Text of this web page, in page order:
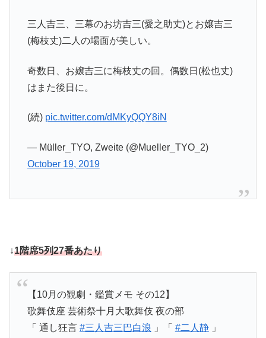
三人吉三、三幕のお坊吉三(愛之助丈)とお嬢吉三
(梅枝丈)二人の場面が美しい。
奇数日、お嬢吉三に梅枝丈の回。偶数日(松也丈)
はまた後日に。
(続) pic.twitter.com/dMKyQQY8iN
— Müller_TYO, Zweite (@Mueller_TYO_2)
October 19, 2019
↓1階席5列27番あたり
【10月の観劇・鑑賞メモ その12】
歌舞伎座 芸術祭十月大歌舞伎 夜の部
「 通し狂言 #三人吉三巴白浪 」「 #二人静」